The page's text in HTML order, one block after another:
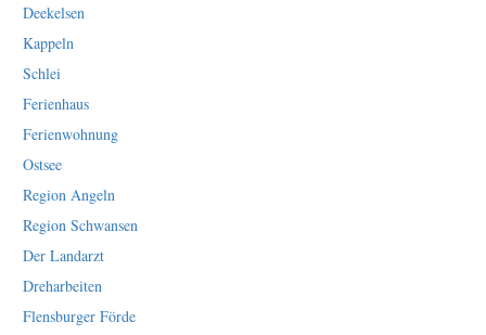
Deekelsen
Kappeln
Schlei
Ferienhaus
Ferienwohnung
Ostsee
Region Angeln
Region Schwansen
Der Landarzt
Dreharbeiten
Flensburger Förde